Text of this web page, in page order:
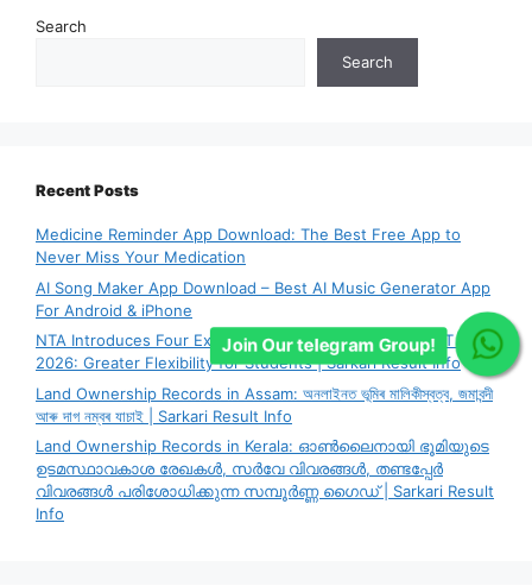
Search
Search
Recent Posts
Medicine Reminder App Download: The Best Free App to
Never Miss Your Medication
AI Song Maker App Download – Best AI Music Generator App
For Android & iPhone
NTA Introduces Four Exam City Choice System for CUET PG
2026: Greater Flexibility for Students | Sarkari Result Info
Land Ownership Records in Assam: অনলাইনত ভূমিৰ মালিকীস্বত্ব, জমাবন্দী
আৰু দাগ নম্বৰ যাচাই | Sarkari Result Info
Land Ownership Records in Kerala: ഓൺലൈനായി ഭൂമിയുടെ
ഉടമസ്ഥാവകാശ രേഖകൾ, സർവേ വിവരങ്ങൾ, തണ്ടപ്പേർ
വിവരങ്ങൾ പരിശോധിക്കുന്ന സമ്പൂർണ്ണ ഗൈഡ് | Sarkari Result
Info
Join Our telegram Group!